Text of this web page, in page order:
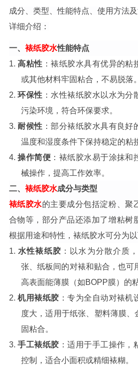
成分、类型、性能特点、使用方法
详细介绍：
一、 裱纸胶水性能特点
1.高粘性 ：裱纸胶水具有优异的粘
或其他材料牢固粘合，不易脱落。
2.环保性 ：水性裱纸胶水以水为分
污染环境，符合环保要求。
3.耐候性 ：部分裱纸胶水具有良好
温度和湿度条件下保持稳定的粘
4.操作简便 ：裱纸胶水易于涂抹
械操作，提高工作效率。
二、 裱纸胶水成分与类型
裱纸胶水的主要成分包括淀粉、聚
合物等，部分产品还添加了增粘树
根据用途和特性，裱纸胶水可分为以
1. 水性裱纸胶 ：以水为分散介质
张、纸板间的对裱和贴合，也可
高表面能薄膜（如BOPP膜）的粘
2.机用裱纸胶 ：专为全自动对裱机
度大，适用于纸张、塑料薄膜、
固粘合。
3.手工裱纸胶 ：适用于手工操作，
控制，适合小面积或精细裱糊。